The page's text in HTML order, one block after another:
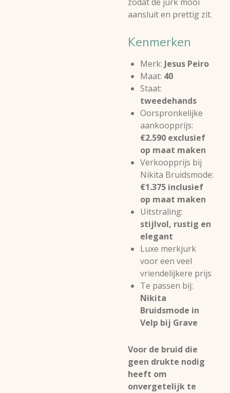
aansluit en prettig zit.
Kenmerken
Merk: Jesus Peiro
Maat: 40
Staat:
tweedehands
Oorspronkelijke
aankoopprijs:
€2.590 exclusief
op maat maken
Verkoopprijs bij
Nikita Bruidsmode:
€1.375 inclusief
op maat maken
Uitstraling:
stijlvol, rustig en
elegant
Luxe merkjurk
voor een veel
vriendelijkere prijs
Te passen bij:
Nikita
Bruidsmode in
Velp bij Grave
Voor de bruid die
geen drukte nodig
heeft om
onvergetelijk te